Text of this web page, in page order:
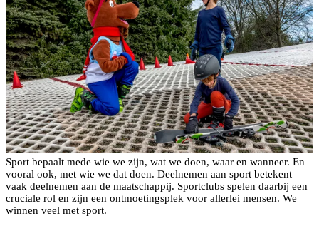
Sport bepaalt mede wie we zijn, wat we doen, waar en wanneer. En
vooral ook, met wie we dat doen. Deelnemen aan sport betekent
vaak deelnemen aan de maatschappij. Sportclubs spelen daarbij een
cruciale rol en zijn een ontmoetingsplek voor allerlei mensen. We
winnen veel met sport.